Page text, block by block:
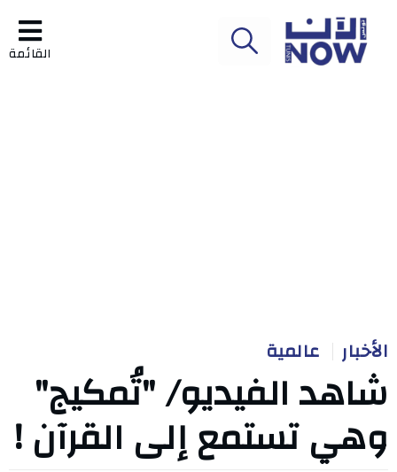
القائمة
الأخبار عالمية
شاهد الفيديو/ "تُمكيج"
وهي تستمع إلى القرآن !